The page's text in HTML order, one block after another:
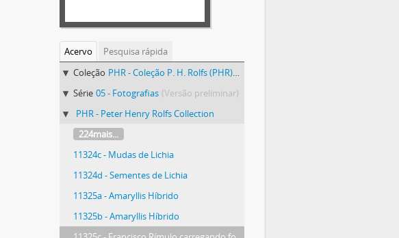
Acervo
Pesquisa rápida
Coleção PHR - Coleção P. H. Rolfs (PHR) (Versão preliminar)
Série 05 - Fotografias (Versão preliminar)
PHR - Peter Henry Rolfs Collection
224mais...
11324c - Mudas de Lichia
11324d - Sementes de Lichia
11325a - Amaryllis Híbrido
11325b - Amaryllis Híbrido